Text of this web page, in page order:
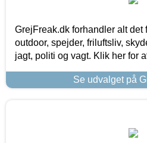
GrejFreak.dk forhandler alt det
outdoor, spejder, friluftsliv,
jagt, politi og vagt. Klik her for
Se udvalget på